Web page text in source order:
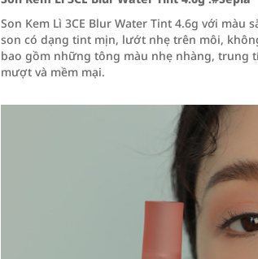
Son Kem Lì 3CE Blur Water Tint 4.6g với
son có dạng tint mịn, lướt nhẹ trên môi,
bao gồm những tông màu nhẹ nhàng, trung
mượt và mềm mại.